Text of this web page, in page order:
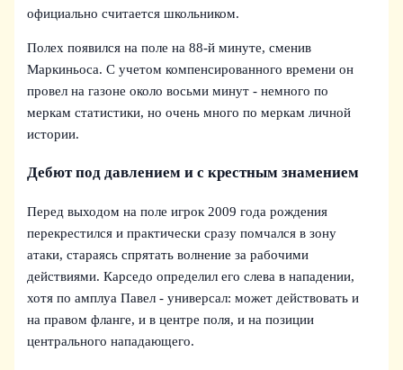
официально считается школьником.
Полех появился на поле на 88-й минуте, сменив
Маркиньоса. С учетом компенсированного времени он
провел на газоне около восьми минут - немного по
меркам статистики, но очень много по меркам личной
истории.
Дебют под давлением и с крестным знамением
Перед выходом на поле игрок 2009 года рождения
перекрестился и практически сразу помчался в зону
атаки, стараясь спрятать волнение за рабочими
действиями. Карседо определил его слева в нападении,
хотя по амплуа Павел - универсал: может действовать и
на правом фланге, и в центре поля, и на позиции
центрального нападающего.